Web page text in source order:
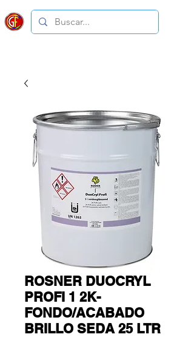
ROSNER DUOCRYL
PROFI 1 2K-
FONDO/ACABADO
BRILLO SEDA 25 LTR